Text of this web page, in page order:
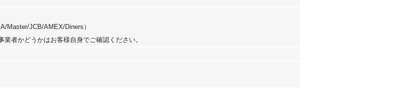
Master/JCB/AMEX/Diners）
者かどうかはお客様自身でご確認ください。